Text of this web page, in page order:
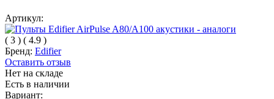
Артикул:
( 3 ) ( 4.9 )
Бренд: Edifier
Оставить отзыв
Нет на складе
Есть в наличии
Вариант: